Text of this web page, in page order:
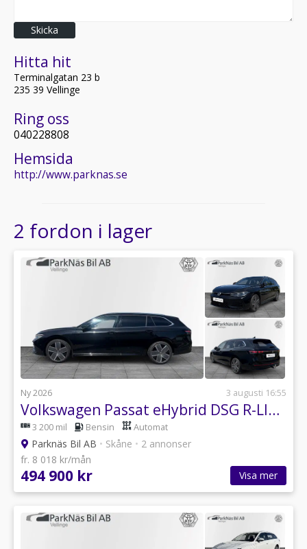
Skicka
Hitta hit
Terminalgatan 23 b
235 39 Vellinge
Ring oss
040228808
Hemsida
http://www.parknas.se
2 fordon i lager
Ny 2026 3 augusti 16:55
Volkswagen Passat eHybrid DSG R-LINE PANO DRAG
3 200 mil Bensin Automat
Parknäs Bil AB • Skåne • 2 annonser
fr. 8 018 kr/mån
494 900 kr Visa mer